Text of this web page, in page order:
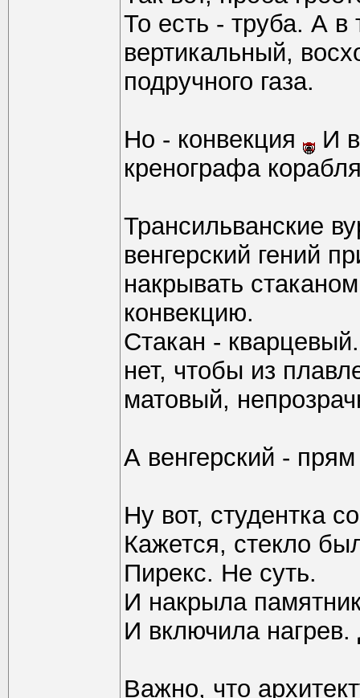
То есть - труба. А в
вертикальный,
подручного газа.
Но - конвекция
И
кренографа
Трансильванские
венгерский гений
накрывать
конвекцию.
Стакан -
нет, чтобы из
матовый,
А венгерский -
Ну вот, студентка
Кажется, стекло
Пирекс. Не суть.
И накрыла
И включила нагрев.
Важно, что